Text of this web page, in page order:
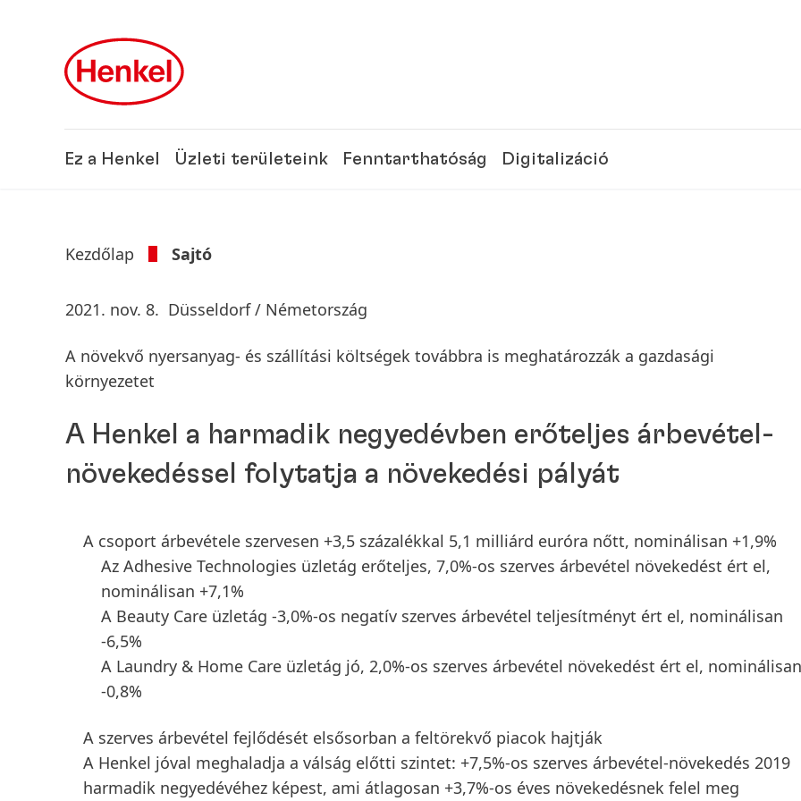
Ez a Henkel Üzleti területeink Fenntarthatóság Digitalizáció
Kezdőlap Sajtó
2021. nov. 8. Düsseldorf / Németország
A növekvő nyersanyag- és szállítási költségek továbbra is meghatározzák a gazdasági
környezetet
A Henkel a harmadik negyedévben erőteljes árbevétel-
növekedéssel folytatja a növekedési pályát
A csoport árbevétele szervesen +3,5 százalékkal 5,1 milliárd euróra nőtt, nominálisan +1,9%
Az Adhesive Technologies üzletág erőteljes, 7,0%-os szerves árbevétel növekedést ért el,
nominálisan +7,1%
A Beauty Care üzletág -3,0%-os negatív szerves árbevétel teljesítményt ért el, nominálisan
-6,5%
A Laundry & Home Care üzletág jó, 2,0%-os szerves árbevétel növekedést ért el, nominálisan
-0,8%
A szerves árbevétel fejlődését elsősorban a feltörekvő piacok hajtják
A Henkel jóval meghaladja a válság előtti szintet: +7,5%-os szerves árbevétel-növekedés 2019
harmadik negyedévéhez képest, ami átlagosan +3,7%-os éves növekedésnek felel meg